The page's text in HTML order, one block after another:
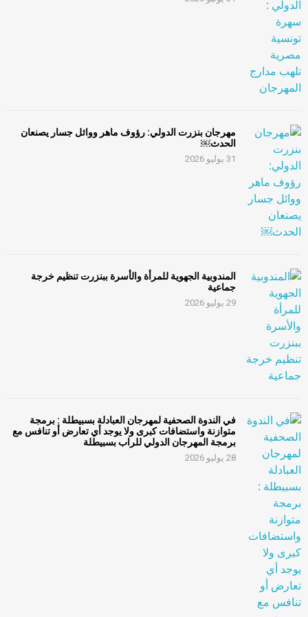
مهرجان بنزرت الدولي: رؤوف ماهر ووائل جسار يصنعان
الحدث￼
31 يوليو 2026
المندوبية الجهوية للمرأة والأسرة ببنزرت تنظيم خرجة
جماعية
29 يوليو 2026
في الندوة الصحفية لمهرجان العبادلة بسبيطلة : برمجة
متوازنة واستضافات كبرى ولا يوجد أي تعارض أو تنافس مع
برمجة المهرجان الدولي للراب بسبيطلة
28 يوليو 2026